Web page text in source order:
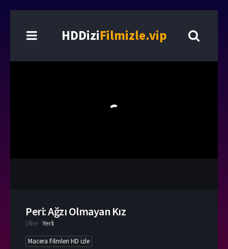
HDDiziFilmizle.vip
Peri: Ağzı Olmayan Kız
Ülke Yerli
Macera Filmleri HD izle